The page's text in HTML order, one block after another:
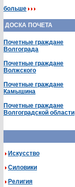
больше
ДОСКА ПОЧЕТА
Почетные граждане
Волгограда
Почетные граждане
Волжского
Почетные граждане
Камышина
Почетные граждане
Волгоградской области
Искусство
Силовики
Религия